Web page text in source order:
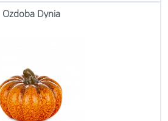
Ozdoba Dynia